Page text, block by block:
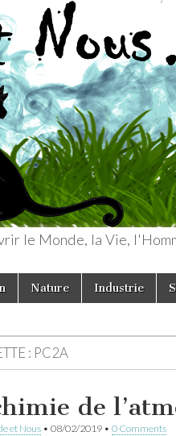
le Monde, la Vie,
Nature Industrie
: PC2A
de
et Nous • 08/02/2019 • 0 Comments